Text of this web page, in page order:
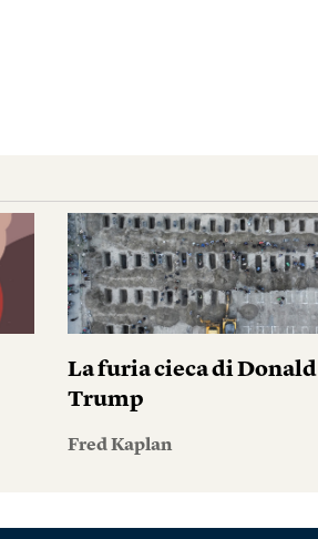
La furia cieca di Donald
Trump
Fred Kaplan